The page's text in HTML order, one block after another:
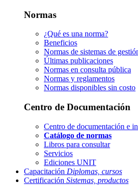
Normas
¿Qué es una norma?
Beneficios
Normas de sistemas de
Últimas publicaciones
Normas en consulta pública
Normas y reglamentos
Normas disponibles sin costo
Centro de Documentación
Centro de documentación e
Catálogo de normas
Libros para consultar
Servicios
Ediciones UNIT
Capacitación Diplomas, cursos
Certificación Sistemas, productos